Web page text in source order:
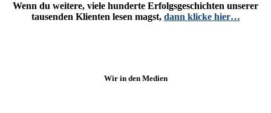
Wenn du weitere, viele hunderte Erfolgsgeschichten unserer
tausenden Klienten lesen magst, dann klicke hier…
Wir in den Medien